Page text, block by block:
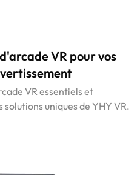
VR pour vos
VR essentiels et
uniques de YHY VR.